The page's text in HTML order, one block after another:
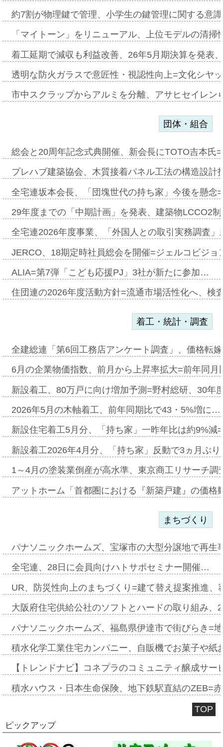
約7割が物理鍵で管理、小学生の鍵管理に関する意
「マイトーン」をリニューアル、上位モデルの清
着工延期で減収も利益改善、26年5月期決算を発表
透明な防火ガラスで意匠性・視認性向上=文化シヤ
市中スクラップからアルミを分離、アサヒセイレ
団体・組合
総会と20周年記念式典開催、新会長にTOTO吉本氏
プレハブ建築協会、木質接着パネル工法の構造設
全宅連坂本会長、「団塊世代の持ち家」今後を懸
29年度までの「中期計画」を発表、建築物LCCO2
全宅連2026年度事業、「外国人との取引実務調査
JERCO、18期定時社員総会を開催=ジェルコビジ
ALIA=第7弾「こども応援PJ」3社が新たに参加…
住団連の2026年度活動方針=流通市場活性化へ、検
着工・統計・調査
全建総連「第6回工務店アンケート調査」、価格転
6月の企業物価指数、前月から上昇率拡大=前年同
新設着工、80万戸に向け増加予測=野村総研、30年
2026年5月の木軸着工、前年同期比で43・5%増に…
新設住宅着工5月分、「持ち家」一昨年比は約9%
新設着工2026年4月分、「持ち家」反動で3ヵ月ぶ
1～4月の塗装業倒産が高水準、東京商工リサーチ
アットホーム「首都圏における『新築戸建』の価
まちづくり
パナソニックホームズ、宝塚市の大型分譲地で再
全宅連、28日に会員向けハトサポセミナー開催…
UR、防災性向上のまちづくり=建て替え提案推進
大阪府住宅供給公社のソフトとハードの取り組み
パナソニックホームズ、福島県伊達市で街びらき=
積水化学工業住宅カンパニー、自販機でお菓子や
【トレンドナビ】コネプラのコミュニティ醸成サ
積水ハウス・日本生命保険、地下鉄駅直結のZEB=
TOP
ピックアップ